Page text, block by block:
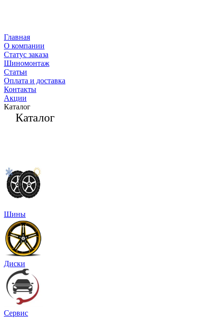
Главная
О компании
Статус заказа
Шиномонтаж
Статьи
Оплата и доставка
Контакты
Акции
Каталог
Каталог
Шины
Диски
Сервис